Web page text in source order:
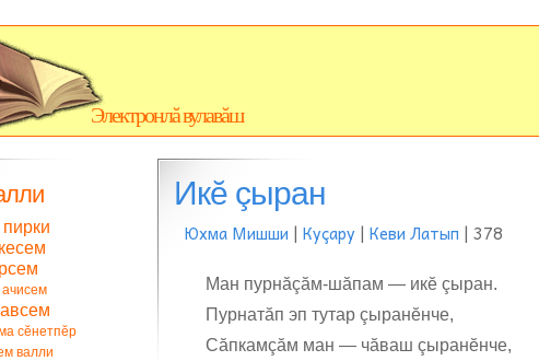
Электронлă вулавăш
Икĕ çыран
Юхма Мишши | Куçару | Кеви Латып | 378
Ман пурнăçăм-шăпам — икĕ çыран.
Пурнатăп эп тутар çыранĕнче,
Сăпкамçăм ман — чăваш çыранĕнче,
сĕнетпĕр
валли